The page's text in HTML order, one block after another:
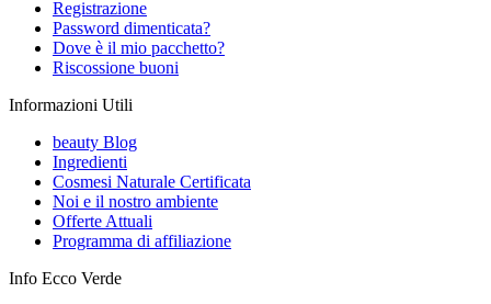
Registrazione
Password dimenticata?
Dove è il mio pacchetto?
Riscossione buoni
Informazioni Utili
beauty Blog
Ingredienti
Cosmesi Naturale Certificata
Noi e il nostro ambiente
Offerte Attuali
Programma di affiliazione
Info Ecco Verde